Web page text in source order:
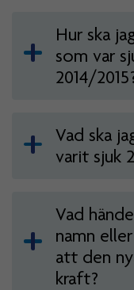
Hur ska
som var
2014/
Vad ska
varit sjuk
Vad
namn
att den
kraft?